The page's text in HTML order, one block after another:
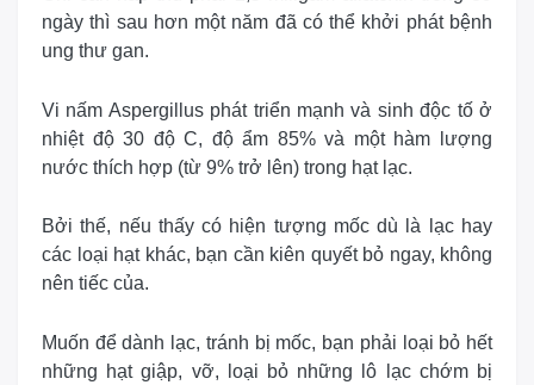
ngày thì sau hơn một năm đã có thể khởi phát bệnh
ung thư gan.
Vi nấm Aspergillus phát triển mạnh và sinh độc tố ở
nhiệt độ 30 độ C, độ ẩm 85% và một hàm lượng
nước thích hợp (từ 9% trở lên) trong hạt lạc.
Bởi thế, nếu thấy có hiện tượng mốc dù là lạc hay
các loại hạt khác, bạn cần kiên quyết bỏ ngay, không
nên tiếc của.
Muốn để dành lạc, tránh bị mốc, bạn phải loại bỏ hết
những hạt giập, vỡ, loại bỏ những lô lạc chớm bị